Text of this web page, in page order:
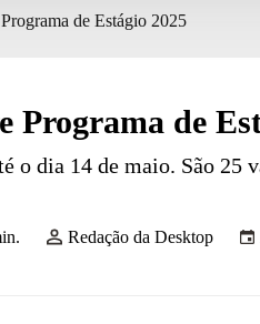
de Estágio 2025
Programa de
o dia 14 de maio. São 25
Redação da Desktop